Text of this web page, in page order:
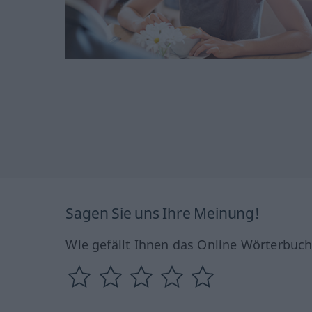
Sagen Sie uns Ihre Meinung!
Wie gefällt Ihnen das Online